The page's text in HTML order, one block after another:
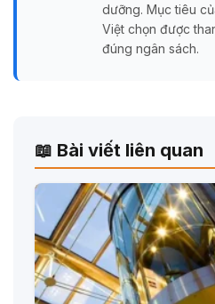
dưỡng. Mục tiêu
Việt chọn được
đúng ngân sách.
📖 Bài viết liên quan